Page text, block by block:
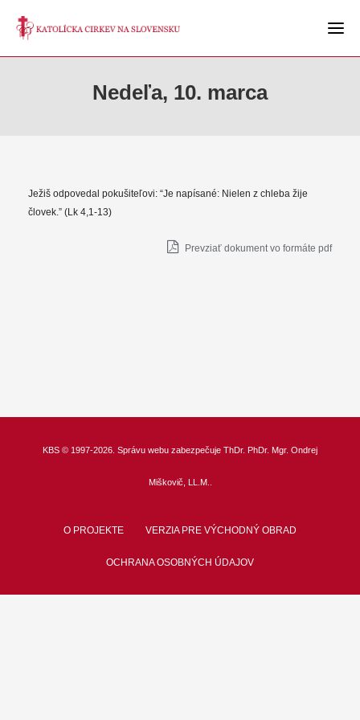
Nedeľa, 10. marca
Ježiš odpovedal pokušiteľovi: “Je napísané: Nielen z chleba žije
človek.” (Lk 4,1-13)
Prevziať dokument vo formáte pdf
KBS © 1997-2026. Správu webu zabezpečuje ThDr. PhDr. Mgr. Ondrej
Miškovič, LL.M.
O PROJEKTE VERZIA PRE VÝCHODNÝ OBRAD
OCHRANA OSOBNÝCH ÚDAJOV